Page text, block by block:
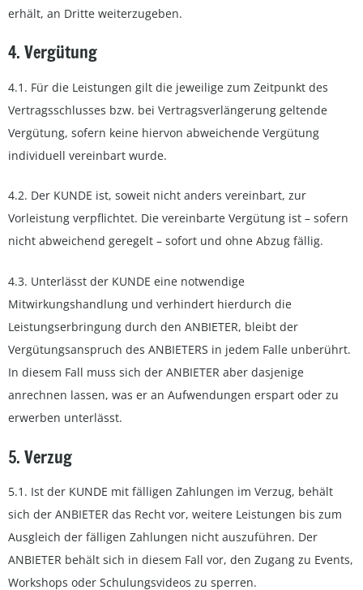
erhält, an Dritte weiterzugeben.
4. Vergütung
4.1. Für die Leistungen gilt die jeweilige zum Zeitpunkt des
Vertragsschlusses bzw. bei Vertragsverlängerung geltende
Vergütung, sofern keine hiervon abweichende Vergütung
individuell vereinbart wurde.
4.2. Der KUNDE ist, soweit nicht anders vereinbart, zur
Vorleistung verpflichtet. Die vereinbarte Vergütung ist – sofern
nicht abweichend geregelt – sofort und ohne Abzug fällig.
4.3. Unterlässt der KUNDE eine notwendige
Mitwirkungshandlung und verhindert hierdurch die
Leistungserbringung durch den ANBIETER, bleibt der
Vergütungsanspruch des ANBIETERS in jedem Falle unberührt.
In diesem Fall muss sich der ANBIETER aber dasjenige
anrechnen lassen, was er an Aufwendungen erspart oder zu
erwerben unterlässt.
5. Verzug
5.1. Ist der KUNDE mit fälligen Zahlungen im Verzug, behält
sich der ANBIETER das Recht vor, weitere Leistungen bis zum
Ausgleich der fälligen Zahlungen nicht auszuführen. Der
ANBIETER behält sich in diesem Fall vor, den Zugang zu Events,
Workshops oder Schulungsvideos zu sperren.